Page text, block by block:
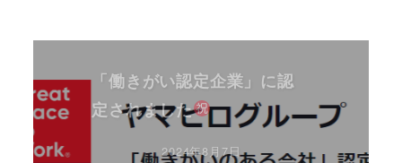
「働きがい認定企業」に認
定されました
2024年8月7日